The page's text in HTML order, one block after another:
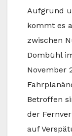
Aufgrund
kommt es
zwischen
Dombühl
November
Betroffen
der
auf